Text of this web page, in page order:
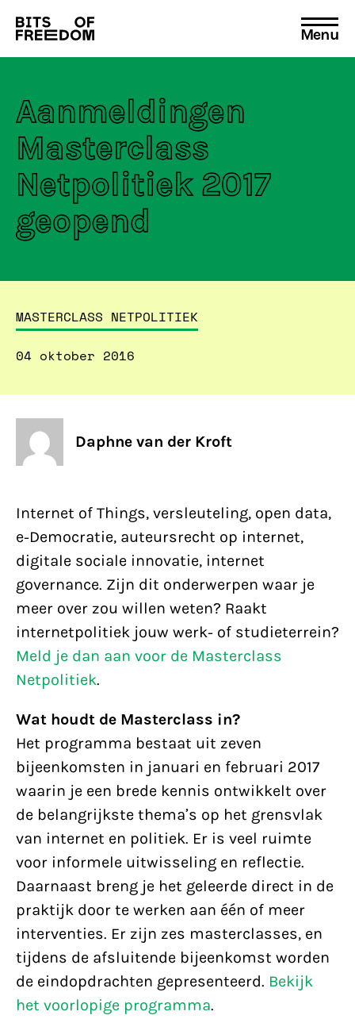
Search
for:
Menu
Aanmeldingen
Masterclass
Netpolitiek 2017
geopend
MASTERCLASS NETPOLITIEK
04 oktober 2016
Daphne van der Kroft
Internet of Things, versleuteling, open data,
e-Democratie, auteursrecht op internet,
digitale sociale innovatie, internet
governance. Zijn dit onderwerpen waar je
meer over zou willen weten? Raakt
internetpolitiek jouw werk- of studieterrein?
Meld je dan aan voor de Masterclass
Netpolitiek.
Wat houdt de Masterclass in?
Het programma bestaat uit zeven
bijeenkomsten in januari en februari 2017
waarin je een brede kennis ontwikkelt over
de belangrijkste thema’s op het grensvlak
van internet en politiek. Er is veel ruimte
voor informele uitwisseling en reflectie.
Daarnaast breng je het geleerde direct in de
praktijk door te werken aan één of meer
interventies. Er zijn zes masterclasses, en
tijdens de afsluitende bijeenkomst worden
de eindopdrachten gepresenteerd. Bekijk
het voorlopige programma.